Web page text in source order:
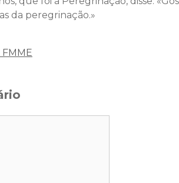
da peregrinação.»